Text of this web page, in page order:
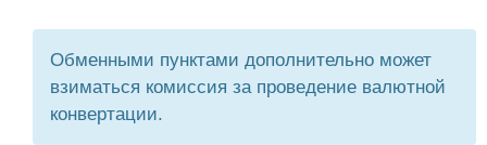
Обменными пунктами дополнительно может
взиматься комиссия за проведение валютной
конвертации.